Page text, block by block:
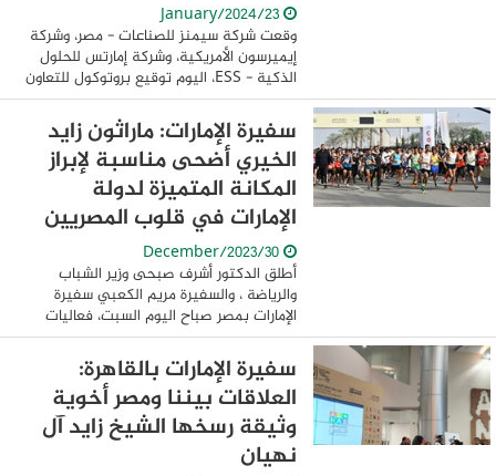
وقعت شركة سيمنز للصناعات - مصر، وشركة
إيميرسون الأمريكية، وشركة إمارتس للحلول
الذكية - ESS، اليوم توقيع بروتوكول للتعاون
المشترك بين الشركات الثلاثة، وذلك بحضور
السفيرة مريم الكعبي سفيرة دولة ...
سفيرة الإمارات: ماراثون زايد
الخيري أضحى مناسبة لإبراز
المكانة المتميزة لدولة
الإمارات في قلوب المصريين
أطلق الدكتور أشرف صبحى وزير الشباب
والرياضة ، والسفيرة مريم الكعبي سفيرة
الإمارات بمصر صباح اليوم السبت، فعاليات
النسخة الثامنة من ماراثون زايد الخيري
بالعاصمة الإدارية الجديدة والذى تنفذه الوزارة
...
سفيرة الإمارات بالقاهرة:
العلاقات بيننا ومصر أخوية
وثيقة رسخها الشيخ زايد آل
نهيان